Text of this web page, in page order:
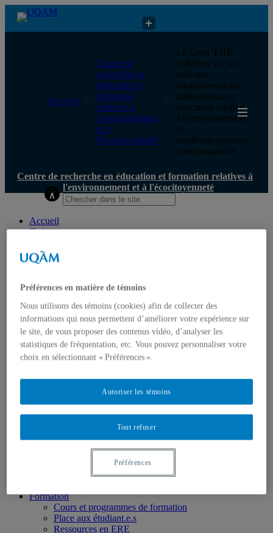
Centre de recherche en éducation et formation relatives à
l'environnement et à l'écocitoyenneté
UQAM
Centre de
recherche en
éducation et
formation
relatives à
l'environnement
et à
l'écocitoyenneté
Le Centr’ERE
collabore au 1er
colloque
interuniversitaire
international en
éducation relative
à l’environnement
et
écodéveloppement
communautaire
Centre de recherche en éducation et formation relatives à
l'environnement et à l'écocitoyenneté
Accueil
Qui nous sommes
Historique
Comité de direction
Chercheur.e.s régulier.ère.s
Chercheur.e.s émérites
Étudiant.e.s
Partenaires
Personnel
Activités socio-scientifiques
Axes de recherche
3) Art et créativité
4) Formation initiale et continue
Projets fondateurs et passés
Publications
Revue ERE
Publications des membres
Publications du Centr’ERE
Formation
Cours et programmes de formation
Place aux étudiant.e.s
Ressources en ERE
Préférences en matière de témoins
Nous utilisons des témoins (cookies) afin de collecter des
informations qui nous permettent d’améliorer votre expérience sur
le site, de vous proposer des contenus vidéo, d’analyser les
statistiques de fréquentation, etc. Vous pouvez personnaliser votre
choix en sélectionnant « Préférences ».
Tout refuser
Autoriser les témoins
Préférences